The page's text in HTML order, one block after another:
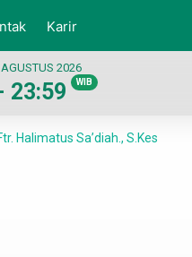
Karir
2026
23:59 WIB
Halimatus Sa’diah., S.Kes